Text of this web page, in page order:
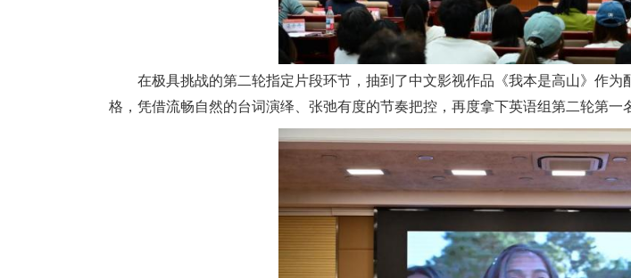
在极具挑战的第二轮指定片段环节，抽到了中文影视作品《我本是高山》作
格，凭借流畅自然的台词演绎、张弛有度的节奏把控，再度拿下英语组第二轮第一